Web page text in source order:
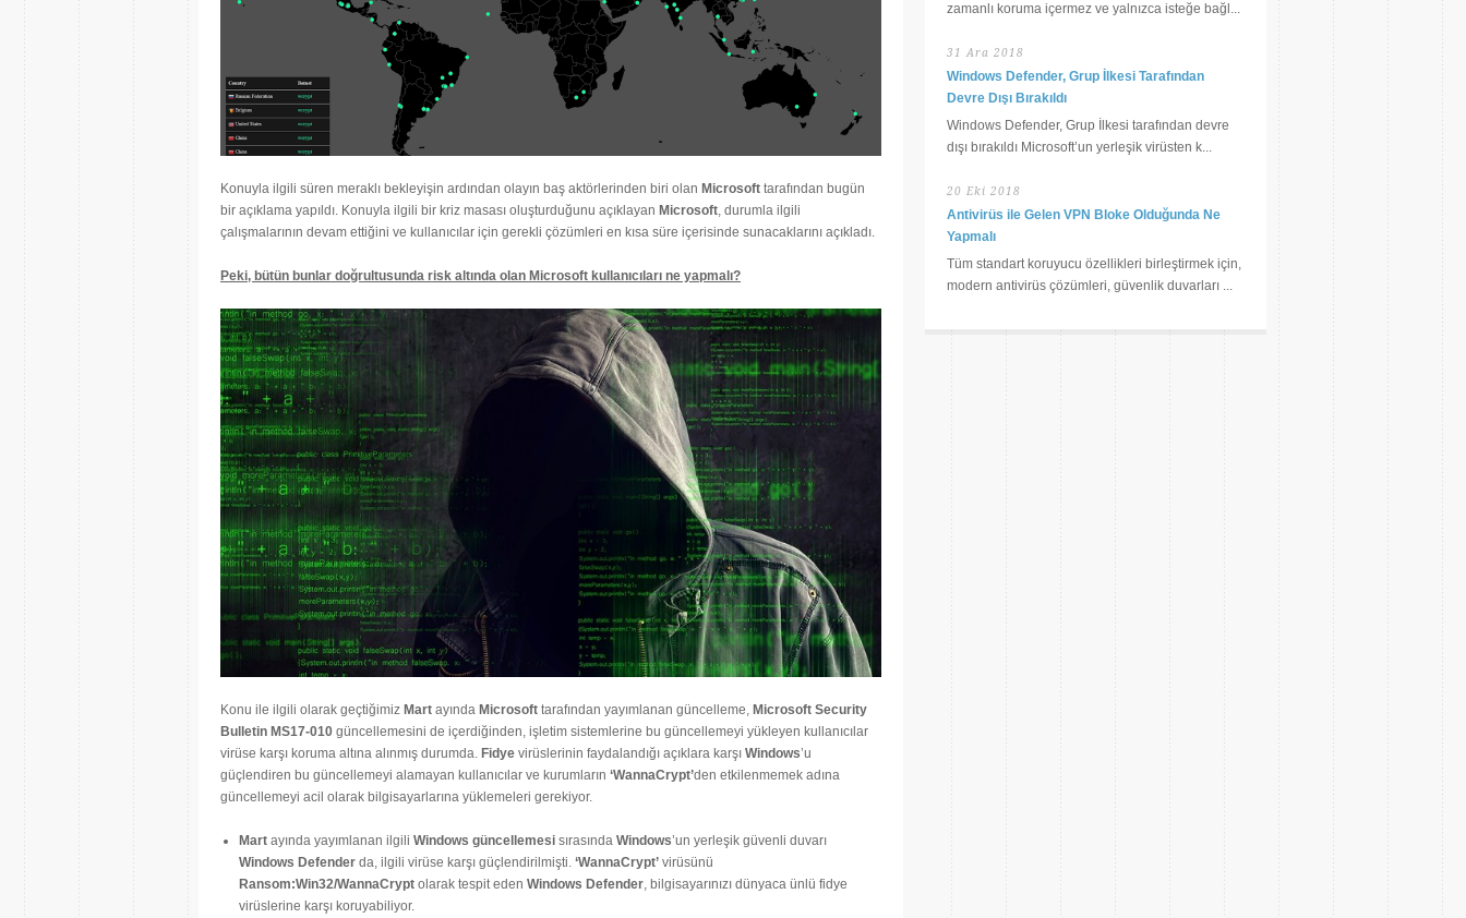
Konuyla ilgili süren meraklı bekleyişin ardından olayın baş aktörlerinden biri olan Microsoft tarafından bugün
bir açıklama yapıldı. Konuyla ilgili bir kriz masası oluşturduğunu açıklayan Microsoft, durumla ilgili
çalışmalarının devam ettiğini ve kullanıcılar için gerekli çözümleri en kısa süre içerisinde sunacaklarını açıkladı.
Peki, bütün bunlar doğrultusunda risk altında olan Microsoft kullanıcıları ne yapmalı?
Konu ile ilgili olarak geçtiğimiz Mart ayında Microsoft tarafından yayımlanan güncelleme, Microsoft Security
Bulletin MS17-010 güncellemesini de içerdiğinden, işletim sistemlerine bu güncellemeyi yükleyen kullanıcılar
virüse karşı koruma altına alınmış durumda. Fidye virüslerinin faydalandığı açıklara karşı Windows’u
güçlendiren bu güncellemeyi alamayan kullanıcılar ve kurumların ‘WannaCrypt’den etkilenmemek adına
güncellemeyi acil olarak bilgisayarlarına yüklemeleri gerekiyor.
Mart ayında yayımlanan ilgili Windows güncellemesi sırasında Windows’un yerleşik güvenli duvarı
Windows Defender da, ilgili virüse karşı güçlendirilmişti. ‘WannaCrypt’ virüsünü
Ransom:Win32/WannaCrypt olarak tespit eden Windows Defender , bilgisayarınızı dünyaca ünlü fidye
virüslerine karşı koruyabiliyor.
zamanlı koruma içermez ve yalnızca isteğe bağl...
31 Ara 2018
Windows Defender, Grup İlkesi Tarafından
Devre Dışı Bırakıldı
Windows Defender, Grup İlkesi tarafından devre
dışı bırakıldı Microsoft’un yerleşik virüsten k...
20 Eki 2018
Antivirüs ile Gelen VPN Bloke Olduğunda Ne
Yapmalı
Tüm standart koruyucu özellikleri birleştirmek için,
modern antivirüs çözümleri, güvenlik duvarları ...